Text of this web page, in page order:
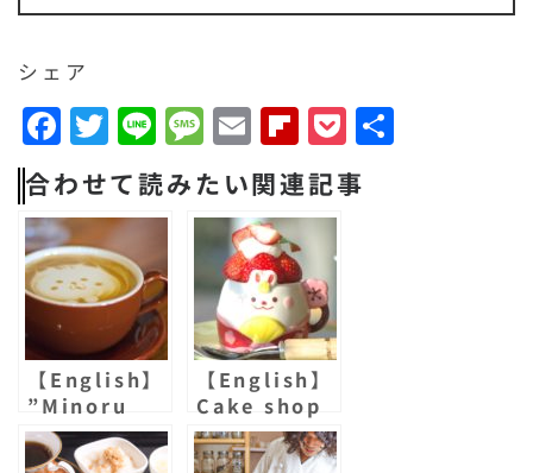
シェア
F
a
c
e
b
o
o
k
T
w
it
t
e
r
Li
n
e
M
e
s
s
a
g
e
E
m
a
il
F
li
p
b
o
a
r
d
P
o
c
合わせて読みたい関連記事
【English】
”Minoru
cafe” in
Sasebo
【English】
Cake shop
“Genuine”
in SASEBO